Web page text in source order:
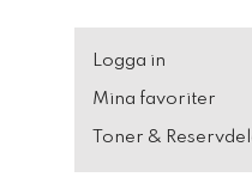
Logga in
Mina favoriter
Toner &